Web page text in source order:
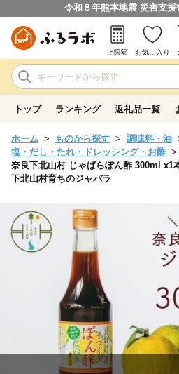
令和８年熊本地震 災害支援
上限額 お気に入り
トップ ランキング 返礼品一覧
ホーム ものから探す
調味料・油
塩・だし・たれ・ドレッシング・お酢
奈良下北山村 じゃばらぽん酢 300ml x1
下北山村育ちのジャバラ